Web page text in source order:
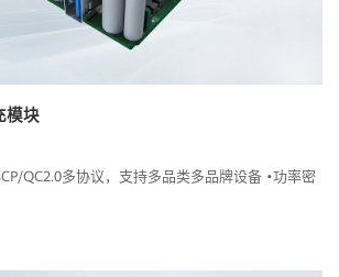
模块
QC2.0多协议，支持多品类多品牌设备 •功率密